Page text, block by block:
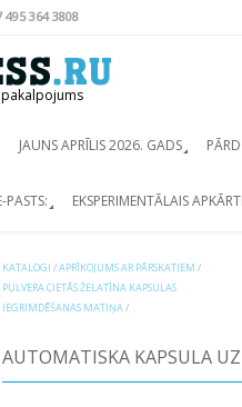
495 364 3808
JAUNS APRĪLIS 2026. GADS
PASTS: EKSPERIMENTĀLAIS
KATALOGI /APRĪKOJUMS AR PĀRSKATIEM /
PULVERA CIETĀS ŽELATĪNA KAPSULAS
IEGRIMDĒŠANAS MATIŅA/
AUTOMATISKA KAPSULA